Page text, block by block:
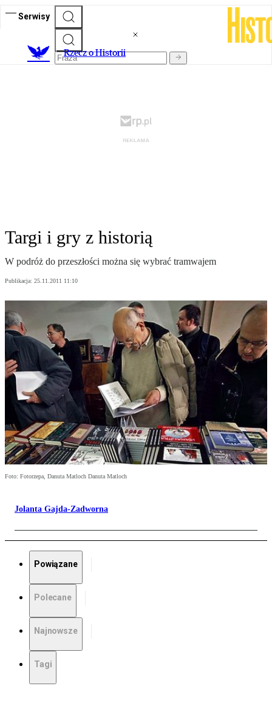
Serwisy
Rzecz o Historii
Targi i gry z historią
W podróż do przeszłości można się wybrać tramwajem
Publikacja: 25.11.2011 11:10
Foto: Fotorzepa, Danuta Matloch Danuta Matloch
Jolanta Gajda-Zadworna
Powiązane
Polecane
Najnowsze
Tagi